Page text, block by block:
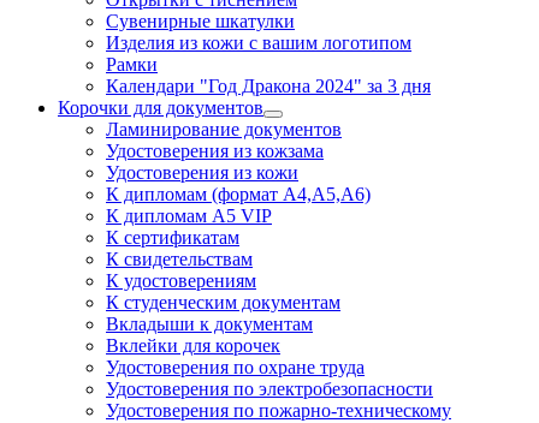
Сувенирные шкатулки
Изделия из кожи с вашим логотипом
Рамки
Календари "Год Дракона 2024" за 3 дня
Корочки для документов
Ламинирование документов
Удостоверения из кожзама
Удостоверения из кожи
К дипломам (формат А4,А5,А6)
К дипломам А5 VIP
К сертификатам
К свидетельствам
К удостоверениям
К студенческим документам
Вкладыши к документам
Вклейки для корочек
Удостоверения по охране труда
Удостоверения по электробезопасности
Удостоверения по пожарно-техническому